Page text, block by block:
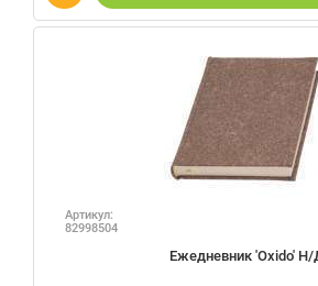
Артикул:
82998504
Ежедневник 'Oxido'